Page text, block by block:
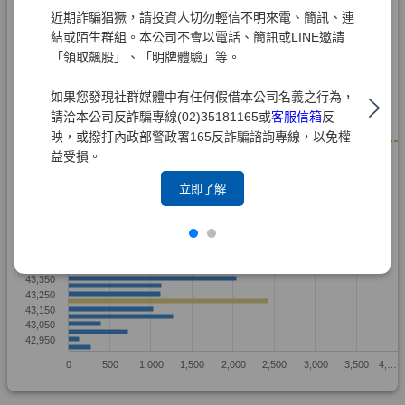
近期詐騙猖獗，請投資人切勿輕信不明來電、簡訊、連
結或陌生群組。本公司不會以電話、簡訊或LINE邀請
「領取飆股」、「明牌體驗」等。
如果您發現社群媒體中有任何假借本公司名義之行為，
請洽本公司反詐騙專線(02)35181165或客服信箱反
映，或撥打內政部警政署165反詐騙諮詢專線，以免權
益受損。
立即了解